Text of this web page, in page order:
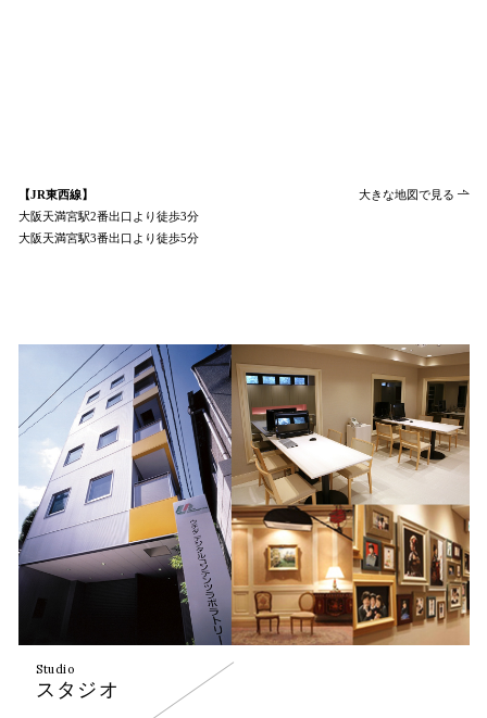
大きな地図で見る
【JR東西線】
大阪天満宮駅2番出口より徒歩3分
大阪天満宮駅3番出口より徒歩5分
Studio
スタジオ